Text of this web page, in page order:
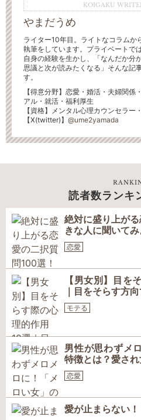
KOIGAKU
やまだうめ
ライター10年目。ライトなコラムか
執筆をしています。プライベートで
自身の経験を生かし、「なんだか分
思議と次が読みたくなる」そんな記
す。
【得意分野】恋愛・婚活・夫婦関
アル・就活・福利厚生
【資格】メンタル心理カウンセラー
【X(twitter)】 @ume2yamada
読者数ランキ
絶対に盛り上が
きな人に聞いてみ
恋愛
【男女別】目を
｜目をそらす方
モテる
男性が思わずメ
特徴とは？愛さ
恋愛
愛が止まらない